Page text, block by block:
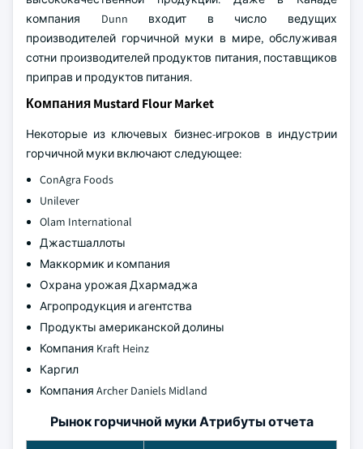
компания Dunn входит в число ведущих
производителей горчичной муки в мире, обслуживая
сотни производителей продуктов питания, поставщиков
приправ и продуктов питания.
Компания Mustard Flour Market
Некоторые из ключевых бизнес-игроков в индустрии
горчичной муки включают следующее:
ConAgra Foods
Unilever
Olam International
Джастшаллоты
Маккормик и компания
Охрана урожая Дхармаджа
Агропродукция и агентства
Продукты американской долины
Компания Kraft Heinz
Каргил
Компания Archer Daniels Midland
Рынок горчичной муки Атрибуты отчета